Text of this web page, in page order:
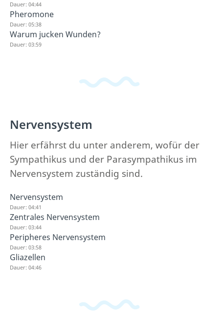
Dauer: 04:44
Pheromone
Dauer: 05:38
Warum jucken Wunden?
Dauer: 03:59
Nervensystem
Hier erfährst du unter anderem, wofür der
Sympathikus und der Parasympathikus im
Nervensystem zuständig sind.
Nervensystem
Dauer: 04:41
Zentrales Nervensystem
Dauer: 03:44
Peripheres Nervensystem
Dauer: 03:58
Gliazellen
Dauer: 04:46